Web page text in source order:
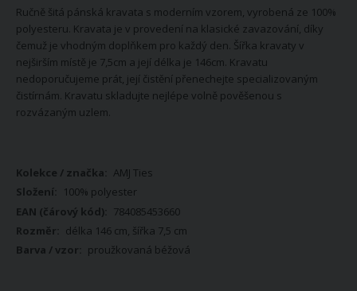
Ručně šitá pánská kravata s moderním vzorem, vyrobená ze 100%
polyesteru. Kravata je v provedení na klasické zavazování, díky
čemuž je vhodným doplňkem pro každý den. Šířka kravaty v
nejširším místě je 7,5cm a její délka je 146cm. Kravatu
nedoporučujeme prát, její čistění přenechejte specializovaným
čistírnám. Kravatu skladujte nejlépe volně pověšenou s
rozvázaným uzlem.
Více
informací
AMJ Ties
100% polyester
784085453660
délka 146 cm, šířka 7,5 cm
proužkovaná béžová